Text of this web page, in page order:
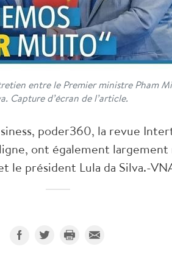
entre le Premier ministre Pham
Capture d’écran de l’article.
poder360, la revue
ont également
le président Lula da Silva.-